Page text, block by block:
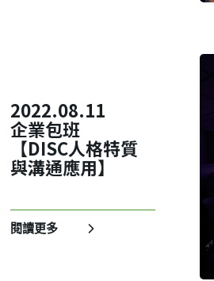
2022.08.11
企業包班
【DISC人格特質
與溝通應用】
閱讀更多